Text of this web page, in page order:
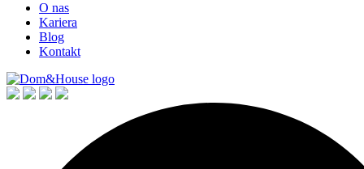
O nas
Kariera
Blog
Kontakt